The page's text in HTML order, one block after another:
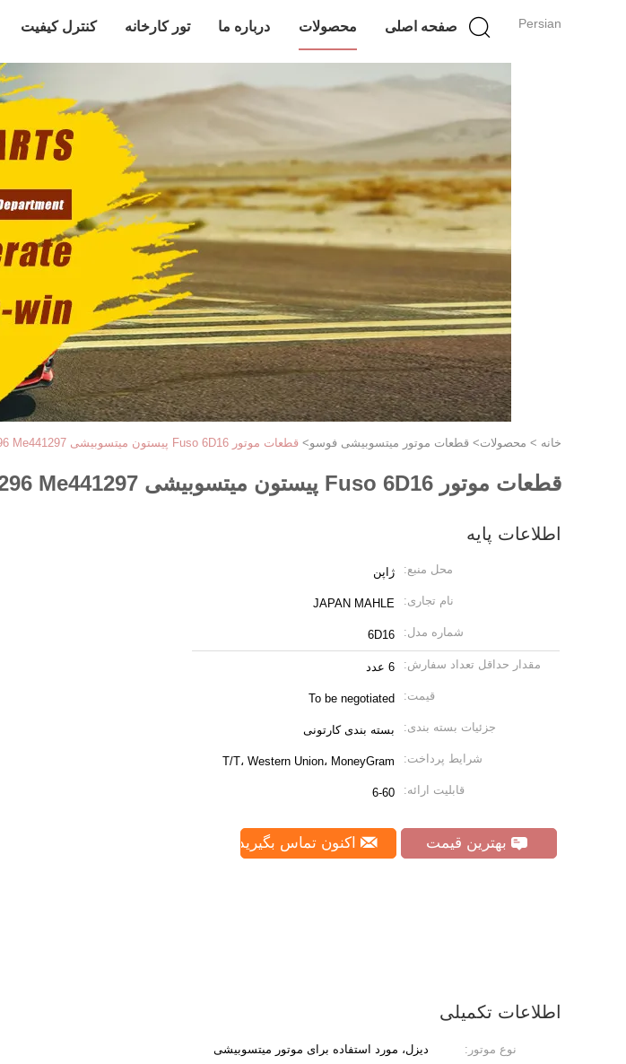
Persian صفحه اصلی محصولات درباره ما تور کارخانه کنترل کیفیت
خانه > محصولات> قطعات موتور میتسوبیشی فوسو> قطعات موتور Fuso 6D16 پیستون میتسوبیشی Fuso Me441295 Me441296 Me441297
قطعات موتور Fuso 6D16 پیستون میتسوبیشی Fuso Me441295 Me441296 Me441297
اطلاعات پایه
محل منبع: ژاپن
نام تجاری: JAPAN MAHLE
شماره مدل: 6D16
مقدار حداقل تعداد سفارش: 6 عدد
قیمت: To be negotiated
جزئیات بسته بندی: بسته بندی کارتونی
شرایط پرداخت: T/T، Western Union، MoneyGram
قابلیت ارائه: 6-60
بهترین قیمت اکنون تماس بگیرید
اطلاعات تکمیلی
نوع موتور: دیزل، مورد استفاده برای موتور میتسوبیشی